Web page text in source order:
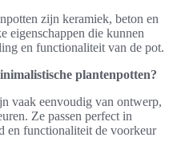
zijn keramiek, beton en
eigenschappen die kunnen
en functionaliteit van de pot.
plantenpotten?
vaak eenvoudig van ontwerp,
Ze passen perfect in
en functionaliteit de voorkeur